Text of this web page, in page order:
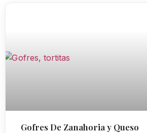
Gofres De Zanahoria y Queso